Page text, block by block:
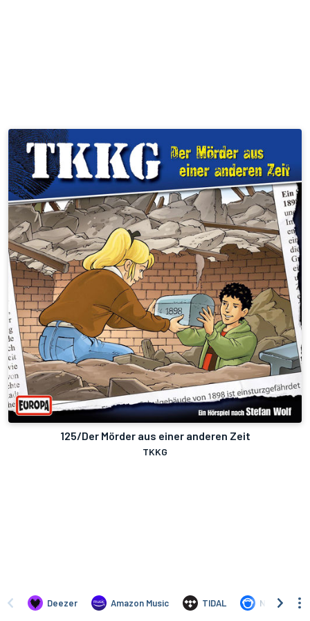
125/Der Mörder aus einer anderen Zeit
TKKG
Deezer Amazon Music TIDAL Napster